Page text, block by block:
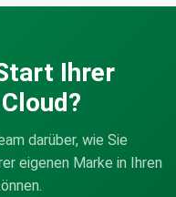
Ihrer
darüber, wie Sie
eigenen Marke in Ihren